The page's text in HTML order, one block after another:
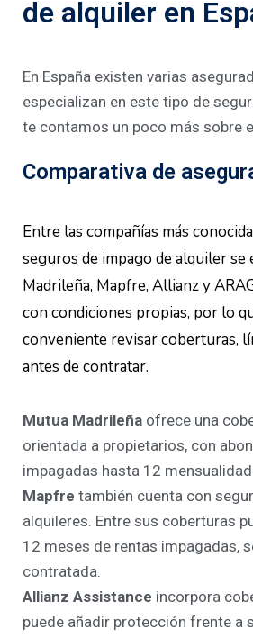
de alquiler en
En España existen varias
especializan en este tipo de
te contamos un poco más sobre
Comparativa de
Entre las compañías más
seguros de impago de alquiler
Madrileña, Mapfre, Allianz y
con condiciones propias, por lo
conveniente revisar coberturas,
antes de contratar.
Mutua Madrileña ofrece una
orientada a propietarios, con
impagadas hasta 12
Mapfre también cuenta con
alquileres. Entre sus coberturas
12 meses de rentas impagadas,
contratada.
Allianz Assistance incorpora
puede añadir protección frente a